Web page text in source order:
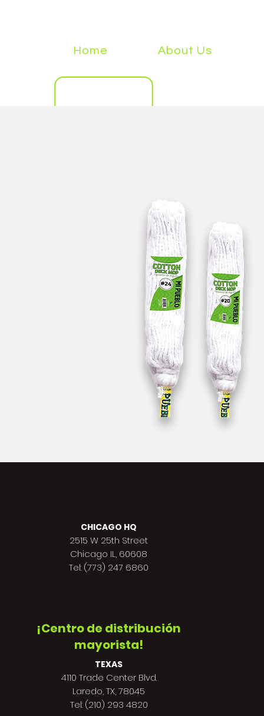
Home About Us
CHICAGO HQ
2515 W 25th Street
Chicago IL, 60608
Tel: (773) 247 6860
¡Centro de distribución
mayorista!
TEXAS
4110 Trade Center Blvd.
Laredo, TX, 78045
Tel: (210) 293 4820